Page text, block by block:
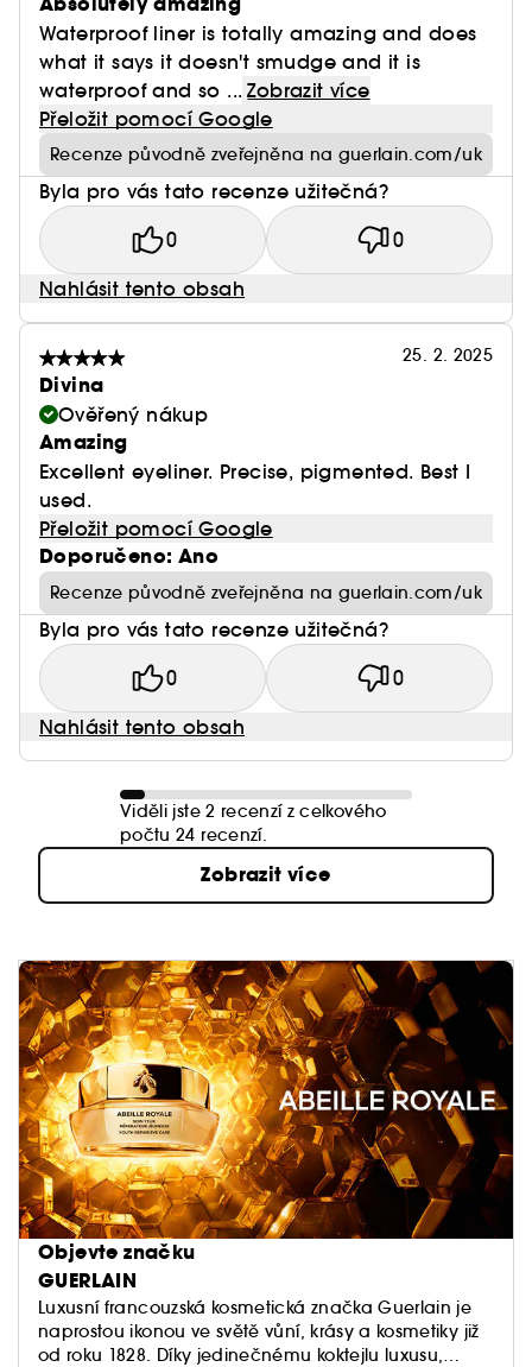
Waterproof liner is totally amazing and does
what it says it doesn't smudge and it is
waterproof and so ... Zobrazit více
Přeložit pomocí Google
Recenze původně zveřejněna na guerlain.com/uk
Byla pro vás tato recenze užitečná?
0 0
Nahlásit tento obsah
25. 2. 2025
Divina
Ověřený nákup
Amazing
Excellent eyeliner. Precise, pigmented. Best I
used.
Přeložit pomocí Google
Doporučeno: Ano
Recenze původně zveřejněna na guerlain.com/uk
Byla pro vás tato recenze užitečná?
0 0
Nahlásit tento obsah
Viděli jste 2 recenzí z celkového
počtu 24 recenzí.
Zobrazit více
Objevte značku
GUERLAIN
Luxusní francouzská kosmetická značka Guerlain je
naprostou ikonou ve světě vůní, krásy a kosmetiky již
od roku 1828. Díky jedinečnému koktejlu luxusu,